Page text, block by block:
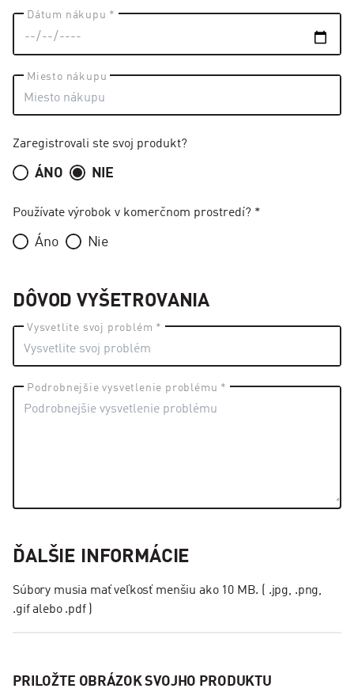
Dátum nákupu *
Miesto nákupu
Zaregistrovali ste svoj produkt?
ÁNO NIE
Používate výrobok v komerčnom prostredí? *
Áno Nie
DÔVOD VYŠETROVANIA
Vysvetlite svoj problém *
Podrobnejšie vysvetlenie problému *
ĎALŠIE INFORMÁCIE
Súbory musia mať veľkosť menšiu ako 10 MB. ( .jpg, .png,
.gif alebo .pdf )
PRILOŽTE OBRÁZOK SVOJHO PRODUKTU